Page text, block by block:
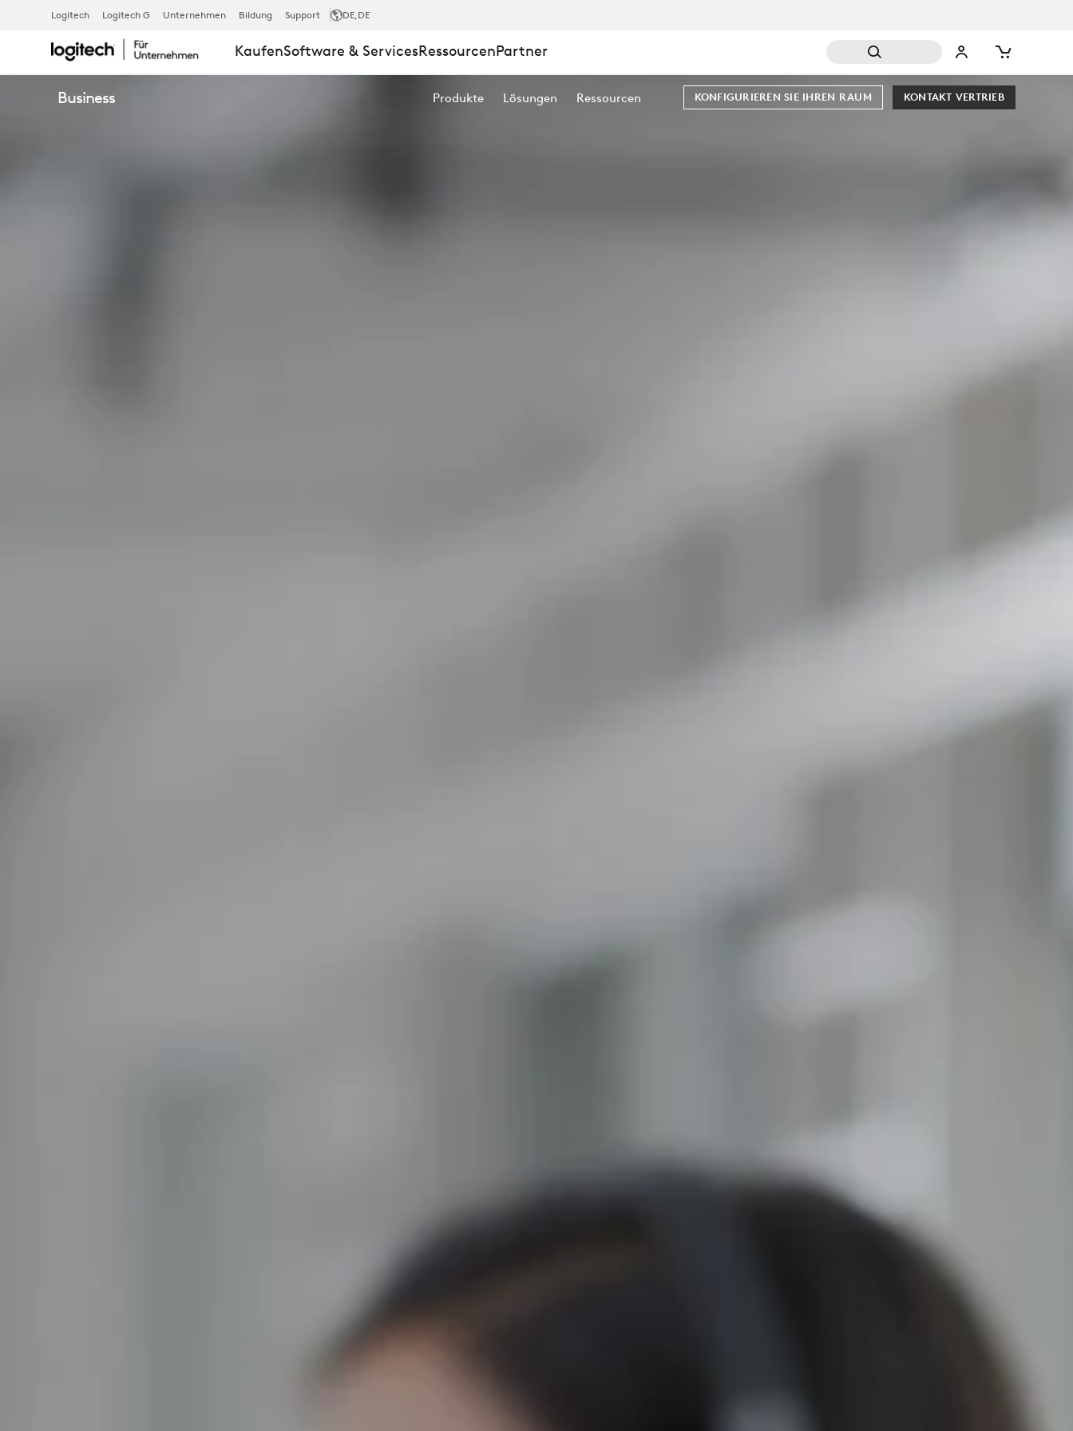
ZONE
WIRELESS
Logitech Logitech G Unternehmen Bildung Support DE,DE
KaufenSoftware & ServicesRessourcenPartner
Business Produkte Lösungen Ressourcen KONTAKT VERTRIEB
KONFIGURIEREN SIE IHREN RAUM